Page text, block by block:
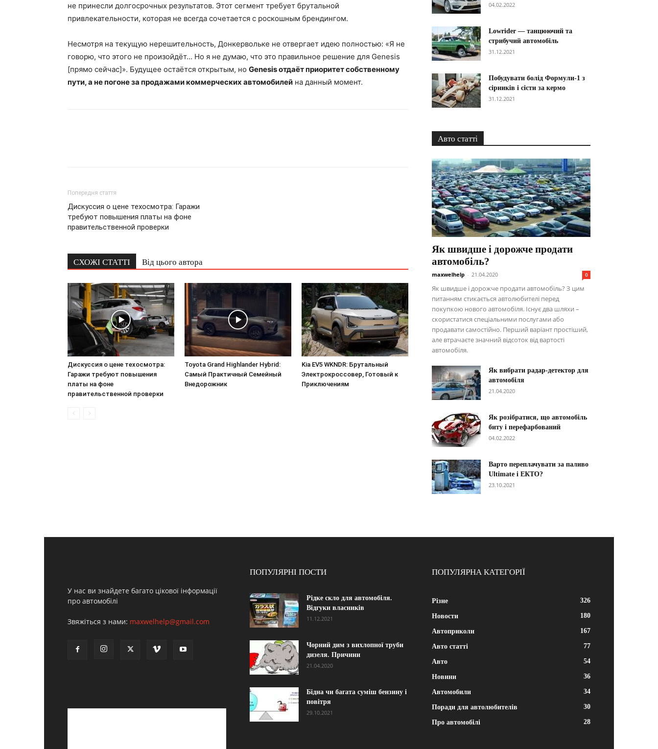
не принесли долгосрочных результатов. Этот сегмент требует брутальной
привлекательности, которая не всегда сочетается с роскошным брендингом.
Несмотря на текущую нерешительность, Донкервольке не отвергает идею полностью: «Я не
говорю, что этого не произойдёт… Но я не думаю, что это правильное решение для Genesis
[прямо сейчас]». Будущее остаётся открытым, но Genesis отдаёт приоритет собственному
пути, а не погоне за продажами коммерческих автомобилей на данный момент.
Попередня стаття
Дискуссия о цене техосмотра: Гаражи
требуют повышения платы на фоне
правительственной проверки
СХОЖІ СТАТТІ Від цього автора
Дискуссия о цене техосмотра:
Гаражи требуют повышения
платы на фоне
правительственной проверки
Toyota Grand Highlander Hybrid:
Самый Практичный Семейный
Внедорожник
Kia EV5 WKNDR: Брутальный
Электрокроссовер, Готовый к
Приключениям
04.02.2022
Lowrider — танцюючий та
стрибучий автомобіль
31.12.2021
Побудувати болід Формули-1 з
сірників і сісти за кермо
31.12.2021
Авто статті
Як швидше і дорожче продати
автомобіль?
maxwelhelp - 21.04.2020 0
Як швидше і дорожче продати автомобіль? З цим
питанням стикається автолюбителі перед
покупкою нового автомобіля. Існує два шляхи –
скористатися спеціальними послугами або
продавати самостійно. Перший варіант простіший,
але втрачаєте значний відсоток від вартості
автомобіля.
Як вибрати радар-детектор для
автомобіля
21.04.2020
Як розібратися, що автомобіль
биту і перефарбований
04.02.2022
Варто переплачувати за паливо
Ultimate і ЕКТО?
23.10.2021
У нас ви знайдете багато цікової інформації
про автомобілі
Звяжіться з нами: maxwelhelp@gmail.com
ПОПУЛЯРНІ ПОСТИ
Рідке скло для автомобіля.
Відгуки власників
11.12.2021
Чорний дим з вихлопної труби
дизеля. Причини
21.04.2020
Бідна чи багата суміш бензину і
повітря
29.10.2021
ПОПУЛЯРНА КАТЕГОРІЇ
Різне 326
Новости 180
Автоприколи 167
Авто статті 77
Авто 54
Новини 36
Автомобили 34
Поради для автолюбителів 30
Про автомобілі 28